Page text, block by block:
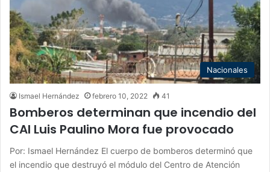
Nacionales
Ismael Hernández febrero 10, 2022 41
Bomberos determinan que incendio del
CAI Luis Paulino Mora fue provocado
Por: Ismael Hernández El cuerpo de bomberos determinó que
el incendio que destruyó el módulo del Centro de Atención